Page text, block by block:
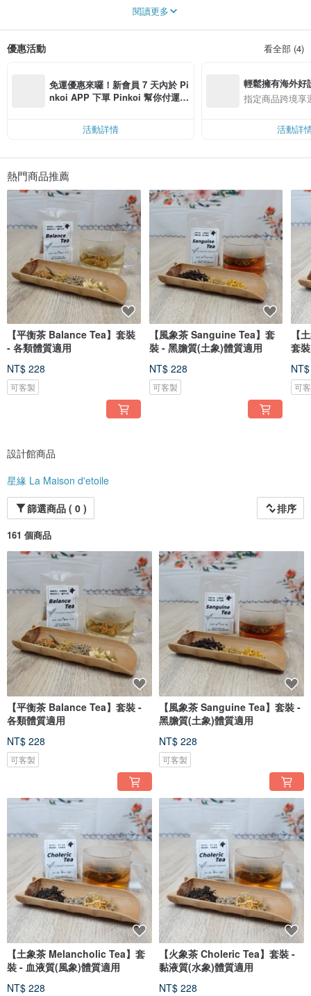
療癒等專業知識作為基礎，我們希望與你結緣，一同就生命中的各種課題與經
與此同時，我們亦按客人不同需要和主題，如金錢豐盛、愛情關係等，以客人個
我們以不同的切入點來打開你的心靈之門。我們既是尋問者的心靈諮詢師，也是
對學習靈性工具感興趣者的啟蒙，以及有意提升身心靈健康朋友的入門領航員。
近年以「財富流」沙盤推演為工具，兼顧身心靈覺察和行動。透過遊戲方式，在
輕鬆互動的氣氛下，模擬人生和財務中不同選擇和情境，增加現實裡的準繩度。
戰和可能性時的信心，以及調整面對逆境和困難時的心態。
********************
| 占星師Christy (Dehla) 個人簡介 |
• 資深塔羅導師及占卜師
• 美國NCGR占星研究協會NCGR-PAA Level 1認證占星師
• 日本粉彩希望藝術協會 (JPHAA)「和諧粉彩藝術」正指導師
• 日本曼荼羅クラフトアート協会蔓陀羅粉彩認證導師
• 靈性反應治療 (Spiritual Response Therapy）療癒師
• Association for Coaching and Facilitation 一級認證教練
• Association of Coaching & Training 註冊人生教練
• 韓國 KDCA 天然精油香水調香師
• 頌缽療癒師
• 「財富流」沙盤 Wealth Flow Sandtable教練
我的靈性名字 Dehla，意即黑天使 Black Angel。黑天使擅長以自身的愛，幫助他
閱讀更多
優惠活動 看全部 (4)
免運優惠來囉！新會員 7 天內於 Pi
nkoi APP 下單 Pinkoi 幫你付運
活動詳情
輕鬆擁有海外好
指定商品跨境享
活動詳
熱門商品推薦
【平衡茶 Balance Tea】套裝
- 各類體質適用
NT$ 228
可客製
【風象茶 Sanguine Tea】套
裝 - 黑膽質(土象)體質適用
NT$ 228
可客製
【
可
設計館商品
星緣 La Maison d'etoile
篩選商品 ( 0 )
排序
161 個商品
【平衡茶 Balance Tea】套裝 -
各類體質適用
NT$ 228
可客製
【風象茶 Sanguine Tea】套裝 -
黑膽質(土象)體質適用
NT$ 228
可客製
【土象茶 Melancholic Tea】套
裝 - 血液質(風象)體質適用
NT$ 228
【火象茶 Choleric Tea】套裝 -
黏液質(水象)體質適用
NT$ 228